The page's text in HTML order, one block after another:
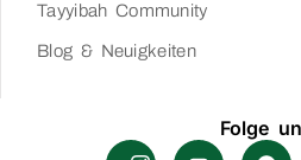
Tayyibah Community
Blog & Neuigkeiten
Folge